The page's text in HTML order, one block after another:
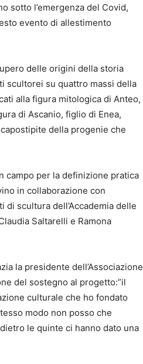
sotto l’emergenza del Covid,
evento di allestimento
delle origini della storia
scultorei su quattro massi della
alla figura mitologica di Anteo,
di Ascanio, figlio di Enea,
della progenie che
campo per la definizione pratica
in collaborazione con
scultura dell’Accademia delle
Saltarelli e Ramona
la presidente dell’Associazione
del sostegno al progetto:”il
culturale che ho fondato
modo non posso che
le quinte ci hanno dato una